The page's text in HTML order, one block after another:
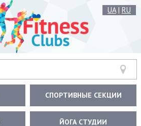
UA| RU
СПОРТИВНЫЕ СЕКЦИИ
ЙОГА СТУДИИ